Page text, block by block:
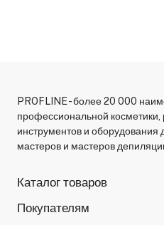
PROFLINE - более 20 000
профессиональной
инструментов и оборудования
мастеров и мастеров
Каталог товаров
Покупателям